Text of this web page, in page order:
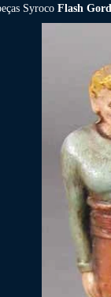
Syroco Flash